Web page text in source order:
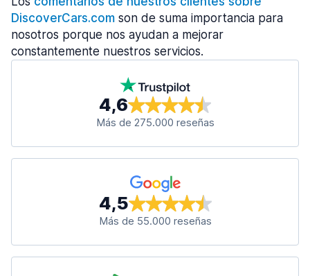
DiscoverCars.com son de suma importancia para
nosotros porque nos ayudan a mejorar
constantemente nuestros servicios.
4,6
Más de 275.000 reseñas
4,5
Más de 55.000 reseñas